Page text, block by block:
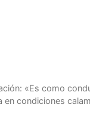
«Es como
en condiciones